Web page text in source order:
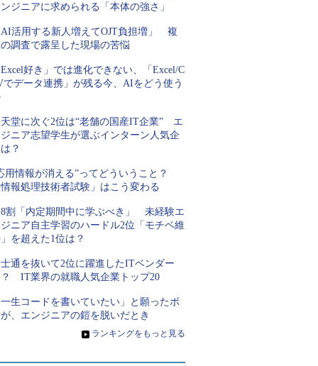
ジニアに求められる「本体の強さ」
活用する新人増えてOJT負担増」 複
調査で露呈した現場の苦悩
好き」では進化できない、「Excel/C
でデータ連携」が残る今、AIをどう使う
堂に次ぐ2位は“老舗の国産IT企業” エ
ニア志望学生が選ぶインターン人気企
？
用情報が消える”ってどういうこと？
報処理技術者試験」はこう変わる
割「内定期間中に学ぶべき」 未経験エ
ニア自主学習のハードル2位「モチベ維
を超えた1位は？
通を抜いて2位に躍進したITベンダー
IT業界の就職人気企業トップ20
生コードを書いていたい」と願ったボ
、エンジニアの鎧を脱いだとき
» ランキングをもっと見る